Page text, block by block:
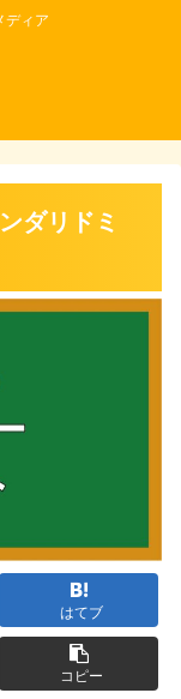
ディア
ダリドミ
はてブ
コピー